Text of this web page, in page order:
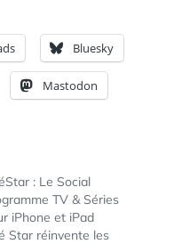
Bluesky
Mastodon
: Le Social
TV & Séries
iPhone et iPad
Star réinvente les